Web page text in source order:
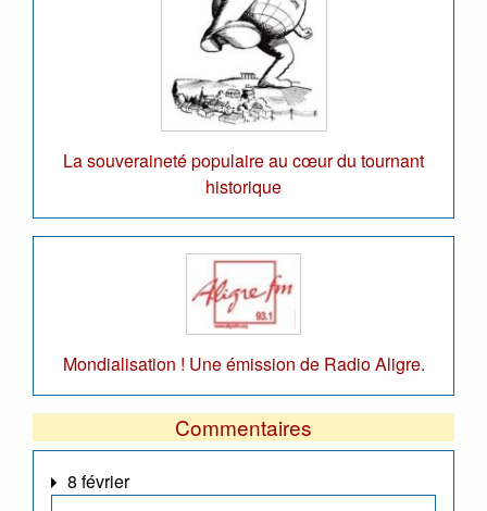
La souveraineté populaire au cœur du tournant
historique
Mondialisation ! Une émission de Radio Aligre.
Commentaires
8 février